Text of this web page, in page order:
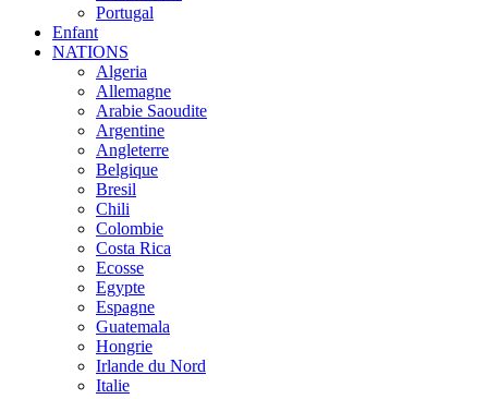
Portugal
Enfant
NATIONS
Algeria
Allemagne
Arabie Saoudite
Argentine
Angleterre
Belgique
Bresil
Chili
Colombie
Costa Rica
Ecosse
Egypte
Espagne
Guatemala
Hongrie
Irlande du Nord
Italie